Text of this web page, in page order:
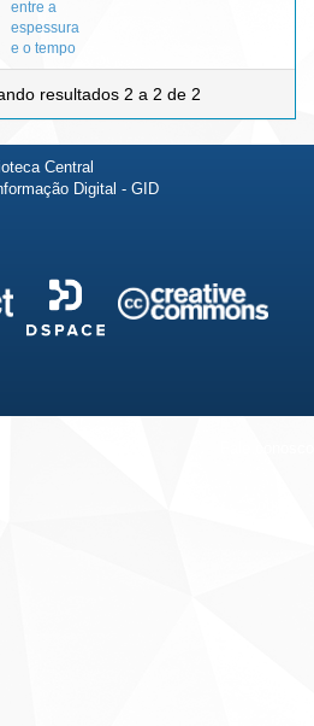
entre a
espessura
e o tempo
resultados 2 a 2 de 2
Central
Digital - GID